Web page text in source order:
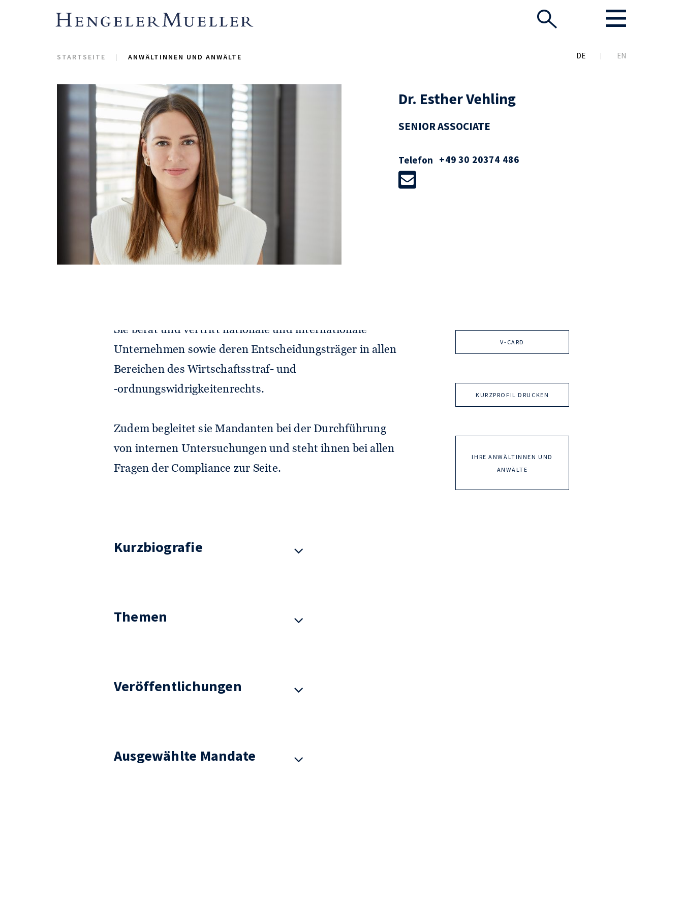
STARTSEITE ANWÄLTINNEN UND ANWÄLTE DE EN
Dr. Esther Vehling
SENIOR ASSOCIATE
Telefon +49 30 20374 486
V-CARD
KURZPROFIL DRUCKEN
IHRE ANWÄLTINNEN UND
ANWÄLTE
Esther Vehling ist spezialisiert auf
Sie berät und vertritt nationale und internationale
Unternehmen sowie deren Entscheidungsträger in allen
Bereichen des Wirtschaftsstraf- und
‑ordnungswidrigkeitenrechts.
Zudem begleitet sie Mandanten bei der Durchführung
von internen Untersuchungen und steht ihnen bei allen
Fragen der Compliance zur Seite.
Kurzbiografie
Themen
Veröffentlichungen
Ausgewählte Mandate